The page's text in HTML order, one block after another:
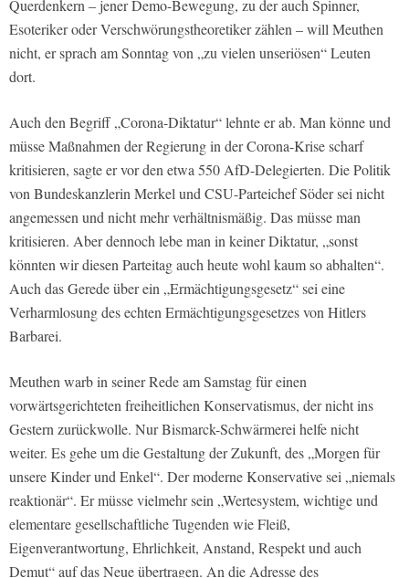
Querdenkern – jener Demo-Bewegung, zu der auch Spinner,
Esoteriker oder Verschwörungstheoretiker zählen – will Meuthen
nicht, er sprach am Sonntag von „zu vielen unseriösen“ Leuten
dort.
Auch den Begriff „Corona-Diktatur“ lehnte er ab. Man könne und
müsse Maßnahmen der Regierung in der Corona-Krise scharf
kritisieren, sagte er vor den etwa 550 AfD-Delegierten. Die Politik
von Bundeskanzlerin Merkel und CSU-Parteichef Söder sei nicht
angemessen und nicht mehr verhältnismäßig. Das müsse man
kritisieren. Aber dennoch lebe man in keiner Diktatur, „sonst
könnten wir diesen Parteitag auch heute wohl kaum so abhalten“.
Auch das Gerede über ein „Ermächtigungsgesetz“ sei eine
Verharmlosung des echten Ermächtigungsgesetzes von Hitlers
Barbarei.
Meuthen warb in seiner Rede am Samstag für einen
vorwärtsgerichteten freiheitlichen Konservatismus, der nicht ins
Gestern zurückwolle. Nur Bismarck-Schwärmerei helfe nicht
weiter. Es gehe um die Gestaltung der Zukunft, des „Morgen für
unsere Kinder und Enkel“. Der moderne Konservative sei „niemals
reaktionär“. Er müsse vielmehr sein „Wertesystem, wichtige und
elementare gesellschaftliche Tugenden wie Fleiß,
Eigenverantwortung, Ehrlichkeit, Anstand, Respekt und auch
Demut“ auf das Neue übertragen. An die Adresse des